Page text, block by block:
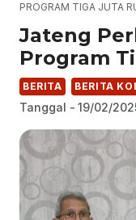
PROGRAM TIGA JUTA
Jateng
Program
BERITA BERITA
Tanggal - 19/02/